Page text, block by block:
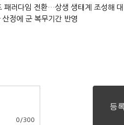
산정에 군 복무기간 반영
0 /300